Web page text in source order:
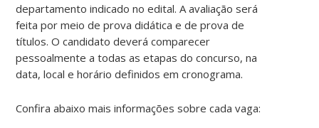
departamento indicado no edital. A avaliação será
feita por meio de prova didática e de prova de
títulos. O candidato deverá comparecer
pessoalmente a todas as etapas do concurso, na
data, local e horário definidos em cronograma.
Confira abaixo mais informações sobre cada vaga: